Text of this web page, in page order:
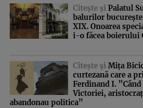
Citeşte şi Palatul
balurilor
XIX. Onoarea
i-o făcea boierului
Citeşte şi Miţa
curtezană care a
Ferdinand I. ”Când
Victoriei,
abandonau politica”